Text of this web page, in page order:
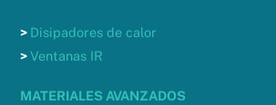
> Disipadores de calor
>Ventanas IR
MATERIALES AVANZADOS